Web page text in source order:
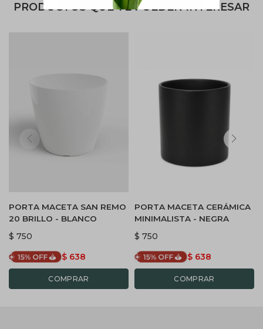
PRODUCTOS QUE TE PUEDEN INTERESAR
PORTA MACETA SAN REMO
20 BRILLO - BLANCO
$ 750
$ 638
PORTA MACETA CERÁMICA
MINIMALISTA - NEGRA
$ 750
$ 638